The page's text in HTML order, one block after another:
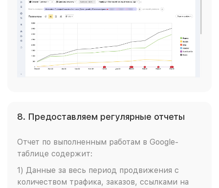
8. Предоставляем регулярные отчеты
Отчет по выполненным работам в Google-
таблице содержит:
1) Данные за весь период продвижения с
количеством трафика, заказов, ссылками на